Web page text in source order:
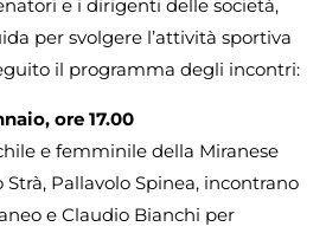
e i dirigenti delle società,
per svolgere l’attività sportiva
il programma degli incontri:
ore 17.00
e femminile della Miranese
Strà, Pallavolo Spinea, incontrano
e Claudio Bianchi per